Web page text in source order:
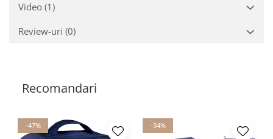
Video (1)
Review-uri (0)
Recomandari
-47% -34%